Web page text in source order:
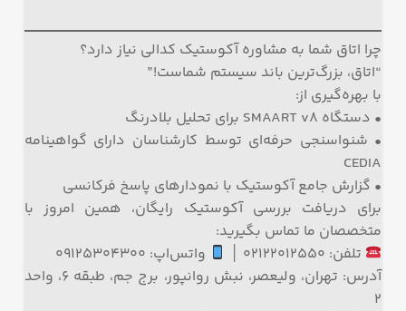
چرا اتاق شما به مشاوره آکوستیک کدالی نیاز دارد؟
“اتاق، بزرگ‌ترین باند سیستم شماست!”
با بهره‌گیری از:
• دستگاه SMAART v8 برای تحلیل بلادرنگ
• شنواسنجی حرفه‌ای توسط کارشناسان دارای گواهینامه
CEDIA
• گزارش جامع آکوستیک با نمودارهای پاسخ فرکانسی
برای دریافت بررسی آکوستیک رایگان، همین امروز با
متخصصان ما تماس بگیرید:
تلفن: ۰۲۱۲۲۰۱۲۵۵۰ │
واتس‌اپ: ۰۹۱۲۵۳۰۴۳۰۰
آدرس: تهران، ولیعصر، نبش روانپور، برج جم، طبقه ۶، واحد
۲